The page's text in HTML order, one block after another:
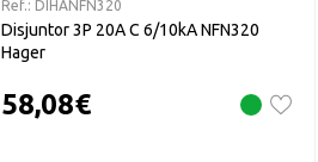
Ref.: DIHANFN320
Disjuntor 3P 20A C 6/10kA NFN320
Hager
58,08€